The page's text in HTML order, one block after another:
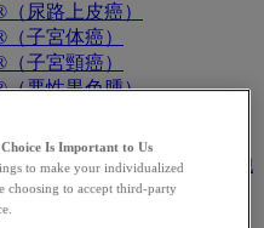
尿路上皮癌）
子宮体癌）
子宮頸癌）
悪性黒色腫）
原発性縦隔大細胞型B細胞
））
MSI-High固形癌）
Is Important to Us
to make your individualized
choosing to accept third-party